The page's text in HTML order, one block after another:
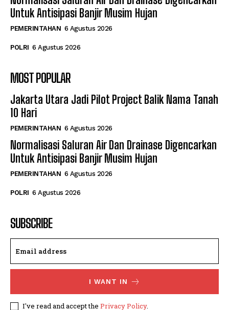
Untuk Antisipasi Banjir Musim Hujan
PEMERINTAHAN 6 Agustus 2026
POLRI 6 Agustus 2026
MOST POPULAR
Jakarta Utara Jadi Pilot Project Balik Nama Tanah
10 Hari
PEMERINTAHAN 6 Agustus 2026
Normalisasi Saluran Air Dan Drainase Digencarkan
Untuk Antisipasi Banjir Musim Hujan
PEMERINTAHAN 6 Agustus 2026
POLRI 6 Agustus 2026
SUBSCRIBE
I WANT IN
I've read and accept the Privacy Policy.